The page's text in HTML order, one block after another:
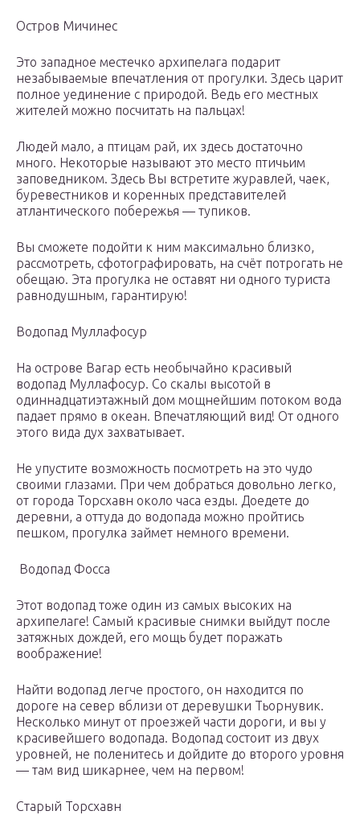
Остров Мичинес
Это западное местечко архипелага подарит
незабываемые впечатления от прогулки. Здесь царит
полное уединение с природой. Ведь его местных
жителей можно посчитать на пальцах!
Людей мало, а птицам рай, их здесь достаточно
много. Некоторые называют это место птичьим
заповедником. Здесь Вы встретите журавлей, чаек,
буревестников и коренных представителей
атлантического побережья — тупиков.
Вы сможете подойти к ним максимально близко,
рассмотреть, сфотографировать, на счёт потрогать не
обещаю. Эта прогулка не оставят ни одного туриста
равнодушным, гарантирую!
Водопад Муллафосур
На острове Вагар есть необычайно красивый
водопад Муллафосур. Со скалы высотой в
одиннадцатиэтажный дом мощнейшим потоком вода
падает прямо в океан. Впечатляющий вид! От одного
этого вида дух захватывает.
Не упустите возможность посмотреть на это чудо
своими глазами. При чем добраться довольно легко,
от города Торсхавн около часа езды. Доедете до
деревни, а оттуда до водопада можно пройтись
пешком, прогулка займет немного времени.
Водопад Фосса
Этот водопад тоже один из самых высоких на
архипелаге! Самый красивые снимки выйдут после
затяжных дождей, его мощь будет поражать
воображение!
Найти водопад легче простого, он находится по
дороге на север вблизи от деревушки Тьорнувик.
Несколько минут от проезжей части дороги, и вы у
красивейшего водопада. Водопад состоит из двух
уровней, не поленитесь и дойдите до второго уровня
— там вид шикарнее, чем на первом!
Старый Торсхавн